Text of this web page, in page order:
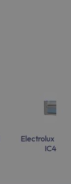
Electrolux